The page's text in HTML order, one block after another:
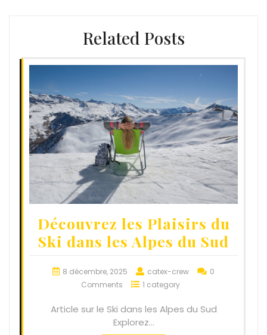
Related Posts
Découvrez les Plaisirs du
Ski dans les Alpes du Sud
8 décembre, 2025 catex-crew
0
Comments
1 category
Article sur le Ski dans les Alpes du Sud
Explorez…